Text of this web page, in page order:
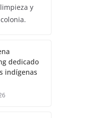
y
dedicado
indígenas